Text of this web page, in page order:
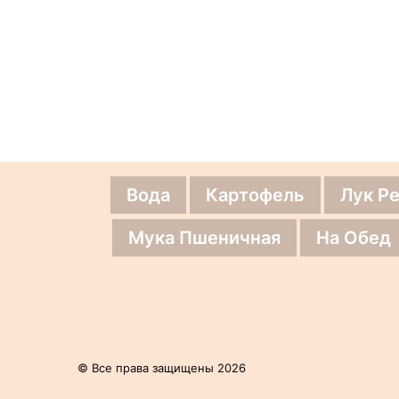
Вода Картофель Лук
Мука Пшеничная
На Обед
© Все права защищены 2026